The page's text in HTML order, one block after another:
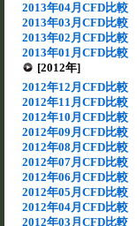
2013年04月CFD比較
2013年03月CFD比較
2013年02月CFD比較
2013年01月CFD比較
[2012年]
2012年12月CFD比較
2012年11月CFD比較
2012年10月CFD比較
2012年09月CFD比較
2012年08月CFD比較
2012年07月CFD比較
2012年06月CFD比較
2012年05月CFD比較
2012年04月CFD比較
2012年03月CFD比較